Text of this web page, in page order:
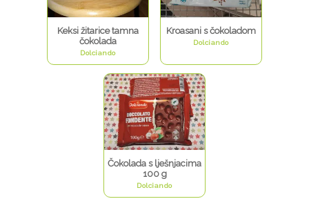
Keksi žitarice tamna
čokolada
Dolciando
Kroasani s čokoladom
Dolciando
Čokolada s lješnjacima
100 g
Dolciando